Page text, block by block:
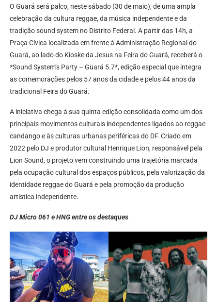
O Guará será palco, neste sábado (30 de maio), de uma ampla
celebração da cultura reggae, da música independente e da
tradição sound system no Distrito Federal. A partir das 14h, a
Praça Cívica localizada em frente à Administração Regional do
Guará, ao lado do Kioske da Jesus na Feira do Guará, receberá o
*Sound System’s Party – Guará 5.7*, edição especial que integra
as comemorações pelos 57 anos da cidade e pelos 44 anos da
tradicional Feira do Guará.
A iniciativa chega à sua quinta edição consolidada como um dos
principais movimentos culturais independentes ligados ao reggae
candango e às culturas urbanas periféricas do DF. Criado em
2022 pelo DJ e produtor cultural Henrique Lion, responsável pela
Lion Sound, o projeto vem construindo uma trajetória marcada
pela ocupação cultural dos espaços públicos, pela valorização da
identidade reggae do Guará e pela promoção da produção
artística independente.
DJ Micro 061 e HNG entre os destaques